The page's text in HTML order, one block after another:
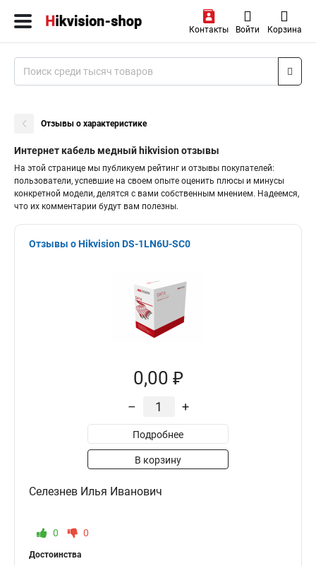
Контакты Войти Корзина
Отзывы о характеристике
Интернет кабель медный hikvision отзывы
На этой странице мы публикуем рейтинг и отзывы покупателей:
пользователи, успевшие на своем опыте оценить плюсы и минусы
конкретной модели, делятся с вами собственным мнением. Надеемся,
что их комментарии будут вам полезны.
Отзывы о Hikvision DS-1LN6U-SC0
0,00 ₽
– +
Подробнее
В корзину
Селезнев Илья Иванович
0 0
Достоинства